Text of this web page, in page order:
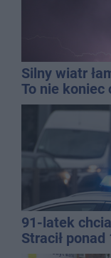
Silny wiatr
To nie koniec
91-latek
Stracił ponad